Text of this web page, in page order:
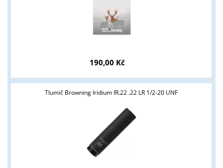
190,00 Kč
Tlumič Browning Iridium IR.22 .22 LR 1/2-20 UNF
ANO NE